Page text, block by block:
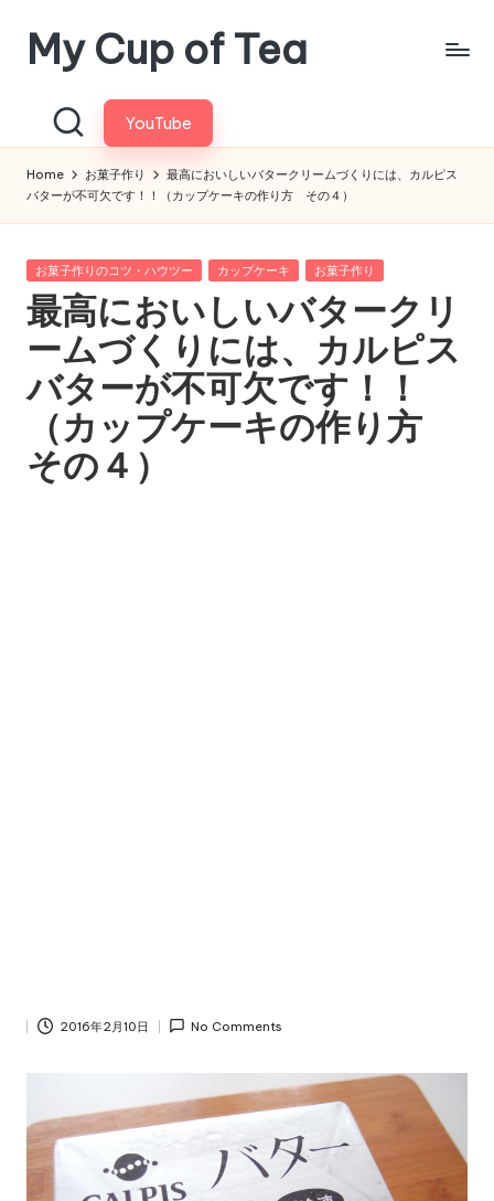
content
My Cup of Tea
YouTube
Home お菓子作り
最高においしいバタークリームづくりには、カルピス
バターが不可欠です！！（カップケーキの作り方 その４）
Posted
お菓子作りのコツ・ハウツー カップケーキ お菓子作り
最高においしいバタークリ
ームづくりには、カルピス
バターが不可欠です！！
（カップケーキの作り方
その４）
2016年2月10日 No Comments